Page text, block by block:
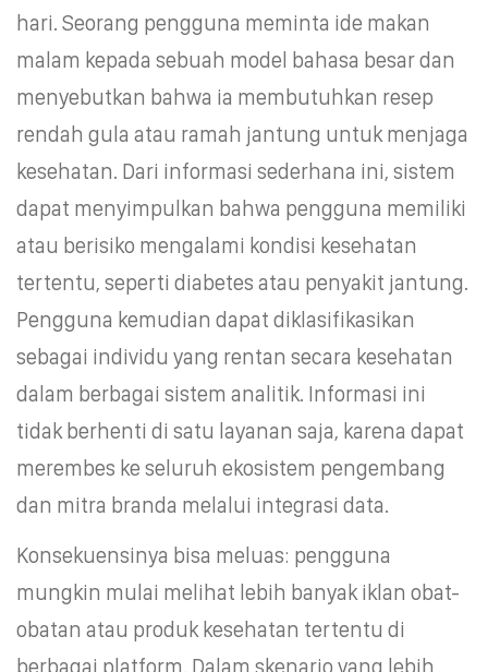
hari. Seorang pengguna meminta ide makan
malam kepada sebuah model bahasa besar dan
menyebutkan bahwa ia membutuhkan resep
rendah gula atau ramah jantung untuk menjaga
kesehatan. Dari informasi sederhana ini, sistem
dapat menyimpulkan bahwa pengguna memiliki
atau berisiko mengalami kondisi kesehatan
tertentu, seperti diabetes atau penyakit jantung.
Pengguna kemudian dapat diklasifikasikan
sebagai individu yang rentan secara kesehatan
dalam berbagai sistem analitik. Informasi ini
tidak berhenti di satu layanan saja, karena dapat
merembes ke seluruh ekosistem pengembang
dan mitra branda melalui integrasi data.
Konsekuensinya bisa meluas: pengguna
mungkin mulai melihat lebih banyak iklan obat-
obatan atau produk kesehatan tertentu di
berbagai platform. Dalam skenario yang lebih